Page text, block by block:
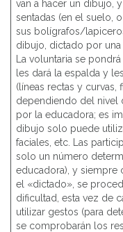
van a hacer un dibujo,
sentadas (en el suelo,
sus bolígrafos/
dibujo, dictado por una
La voluntaria se
les dará la espalda y
(líneas rectas y curvas,
dependiendo del nivel
por la educadora; es
dibujo solo puede
faciales, etc. Las
solo un número
educadora), y siempre
el «dictado», se
dificultad, esta vez de
utilizar gestos (para
se comprobarán los